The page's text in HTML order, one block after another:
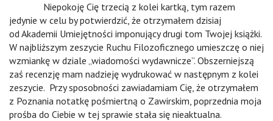
Niepokoję Cię trzecią z kolei kartką, tym razem
jedynie w celu by potwierdzić, że otrzymałem dzisiaj
od Akademii Umiejętności imponujący drugi tom Twojej książki.
W najbliższym zeszycie Ruchu Filozoficznego umieszczę o niej
wzmiankę w dziale „wiadomości wydawnicze”. Obszerniejszą
zaś recenzję mam nadzieję wydrukować w następnym z kolei
zeszycie. Przy sposobności zawiadamiam Cię, że otrzymałem
z Poznania notatkę pośmiertną o Zawirskim, poprzednia moja
prośba do Ciebie w tej sprawie stała się nieaktualna.